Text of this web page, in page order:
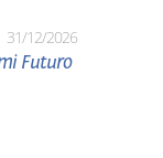
31/12/2026
Futuro